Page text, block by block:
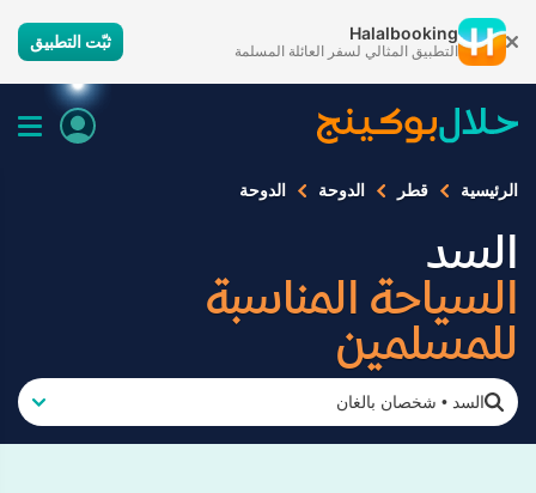
Halalbooking
التطبيق المثالي لسفر العائلة المسلمة ثبّت التطبيق
الرئيسية قطر الدوحة الدوحة
السد
السياحة المناسبة
للمسلمين
السد • شخصان بالغان